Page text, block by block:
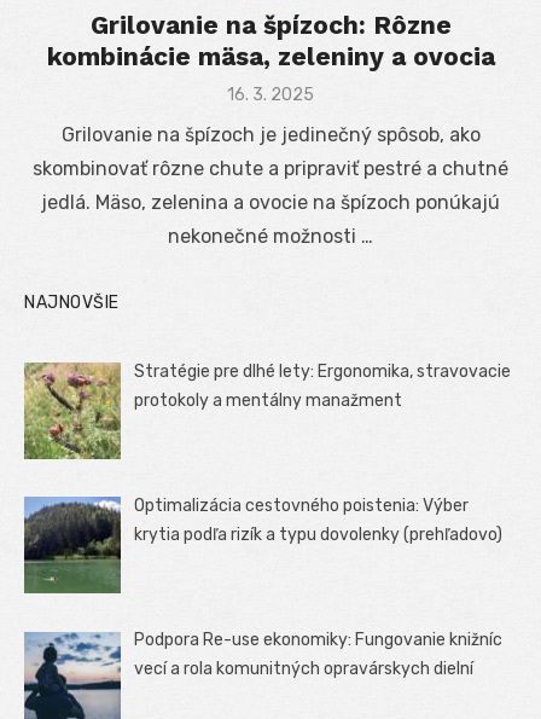
Grilovanie na špízoch: Rôzne
kombinácie mäsa, zeleniny a ovocia
Posted
16. 3. 2025
Grilovanie na špízoch je jedinečný spôsob, ako
skombinovať rôzne chute a pripraviť pestré a chutné
jedlá. Mäso, zelenina a ovocie na špízoch ponúkajú
nekonečné možnosti …
NAJNOVŠIE
Stratégie pre dlhé lety: Ergonomika, stravovacie
protokoly a mentálny manažment
Optimalizácia cestovného poistenia: Výber
krytia podľa rizík a typu dovolenky (prehľadovo)
Podpora Re-use ekonomiky: Fungovanie knižníc
vecí a rola komunitných opravárskych dielní